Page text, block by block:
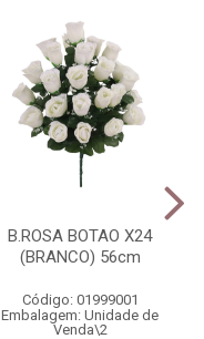
B.ROSA BOTAO X24
(BRANCO) 56cm
Código: 01999001
Embalagem: Unidade de
Venda\2